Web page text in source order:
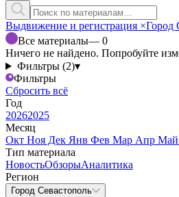
Выдвижение и регистрация ×Город
Все материалы— 0
Ничего не найдено. Попробуйте
Фильтры (2)▾
Фильтры
Сбросить всё
Год
20262025
Месяц
Окт Ноя Дек Янв Фев Мар Апр Май
Тип материала
НовостьОбзорыАналитика
Регион
Город Севастополь